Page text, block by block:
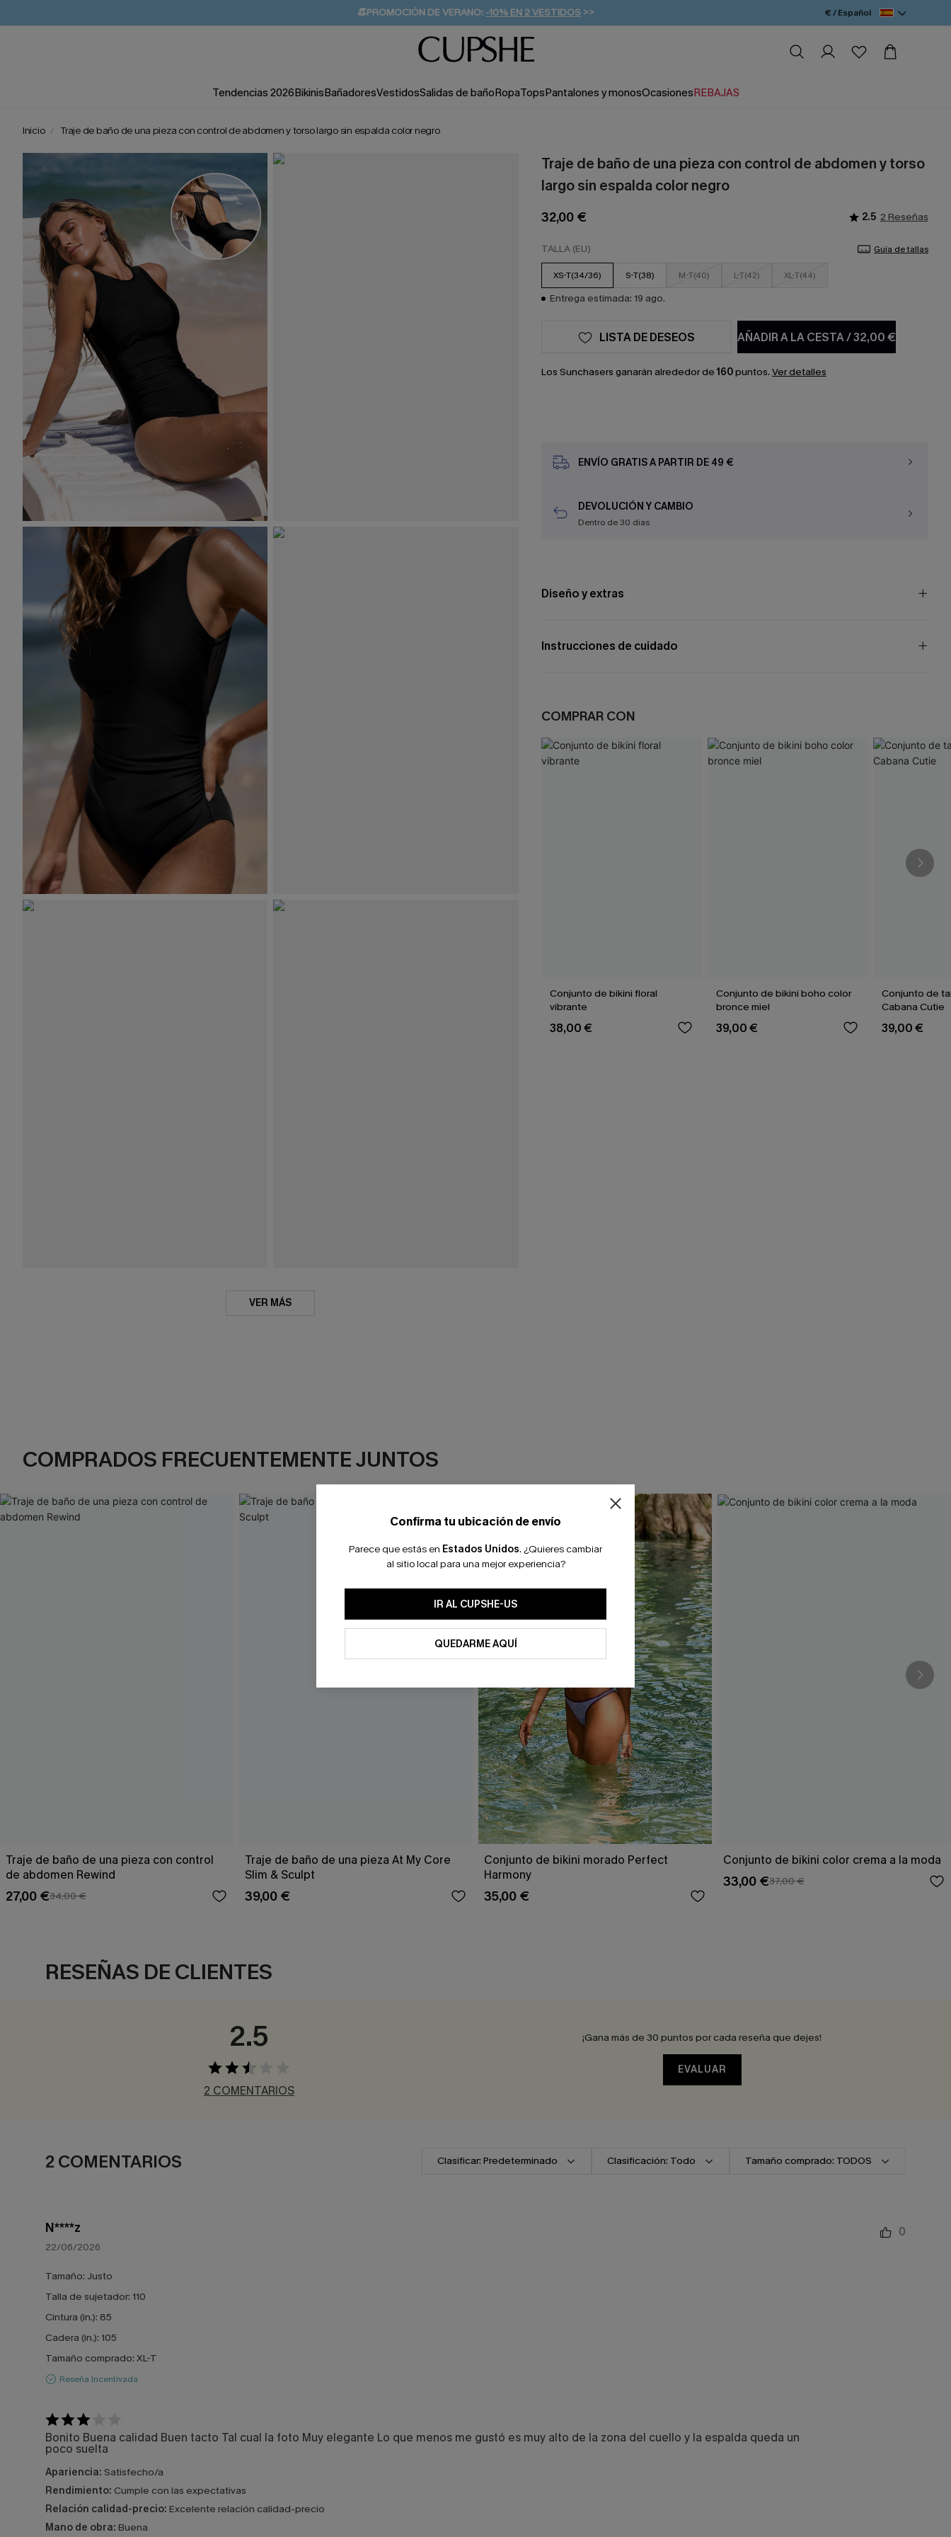
👒PROMOCIÓN DE VERANO: -10% EN 2 VESTIDOS >>
💌¡SUSCRIBIRSE & GANAR -10% EXTRA!
🚚ENVÍO GRATUITO A PARTIR DE 49 € >>
€ / Español
Tendencias 2026BikinisBañadoresVestidosSalidas de bañoRopaTopsPantalones y monosOcasionesREBAJAS
Inicio Traje de baño de una pieza con control de abdomen y torso largo sin espalda color negro
VER MÁS
Traje de baño de una pieza con control de abdomen y torso
largo sin espalda color negro
32,00 € 2.5 2 Reseñas
TALLA (EU) Guía de tallas
XS-T(34/36) S-T(38) M-T(40) L-T(42) XL-T(44)
Entrega estimada: 19 ago.
AÑADIR A LA CESTA/32,00 €
LISTA DE DESEOS
Los Sunchasers ganarán alrededor de 160puntos. Ver detalles
ENVÍO GRATIS A PARTIR DE 49 €
DEVOLUCIÓN Y CAMBIO
Dentro de 30 días
Diseño y extras
Instrucciones de cuidado
COMPRAR CON
Conjunto de bikini floral
vibrante
38,00 €
Conjunto de bikini boho color
bronce miel
39,00 €
Conjunto de
Cabana Cutie
39,00 €
COMPRADOS FRECUENTEMENTE JUNTOS
Traje de baño de una pieza con control
de abdomen Rewind
27,00 €34,00 €
Traje de baño de una pieza At My Core
Slim & Sculpt
39,00 €
Conjunto de bikini morado Perfect
Harmony
35,00 €
Conjunto de bikini color crema a la moda
33,00 €37,00 €
RESEÑAS DE CLIENTES
2.5
2 COMENTARIOS
¡Gana más de 30 puntos por cada reseña que dejes!
EVALUAR
2 COMENTARIOS Clasificar: Predeterminado Clasificación: Todo Tamaño comprado: TODOS
N****z
22/06/2026
Tamaño: Justo
Talla de sujetador: 110
Cintura (in.): 85
Cadera (in.): 105
Tamaño comprado: XL-T
Reseña Incentivada
0
Bonito Buena calidad Buen tacto Tal cual la foto Muy elegante Lo que menos me gustó es muy alto de la zona del cuello y la espalda queda un
poco suelta
Apariencia: Satisfecho/a
Rendimiento: Cumple con las expectativas
Relación calidad-precio: Excelente relación calidad-precio
Mano de obra: Buena
Confirma tu ubicación de envío
Parece que estás en Estados Unidos. ¿Quieres cambiar
al sitio local para una mejor experiencia?
IR AL CUPSHE-US
QUEDARME AQUÍ